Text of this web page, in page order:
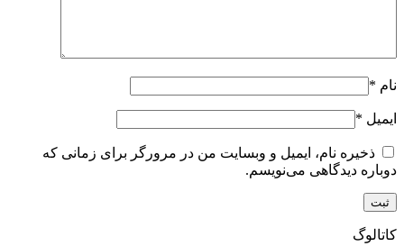
نام *
ایمیل *
ذخیره نام، ایمیل و وبسایت من در مرورگر برای زمانی که
دوباره دیدگاهی می‌نویسم.
کاتالوگ